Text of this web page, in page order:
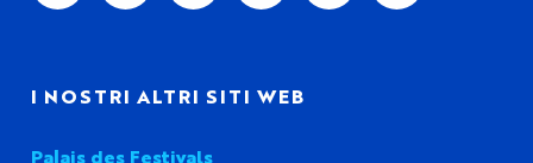
I NOSTRI ALTRI SITI WEB
Palais des Festivals